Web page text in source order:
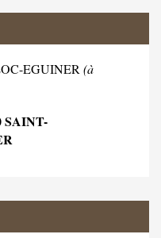
EGUINER (à
SAINT-